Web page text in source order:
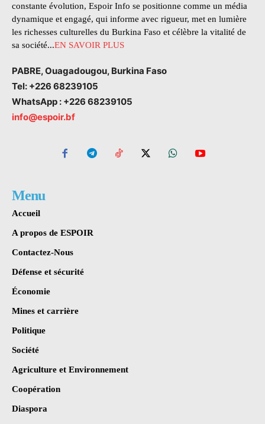
constante évolution, Espoir Info se positionne comme un média
dynamique et engagé, qui informe avec rigueur, met en lumière
les richesses culturelles du Burkina Faso et célèbre la vitalité de
sa société...EN SAVOIR PLUS
PABRE, Ouagadougou, Burkina Faso
Tel: +226 68239105
WhatsApp : +226 68239105
info@espoir.bf
Menu
Accueil
A propos de ESPOIR
Contactez-Nous
Défense et sécurité
Économie
Mines et carrière
Politique
Société
Agriculture et Environnement
Coopération
Diaspora